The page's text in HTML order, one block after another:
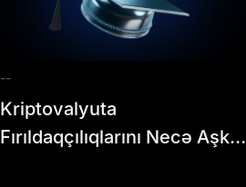
--
Kriptovalyuta
Fırıldaqçılıqlarını Necə Aşkar